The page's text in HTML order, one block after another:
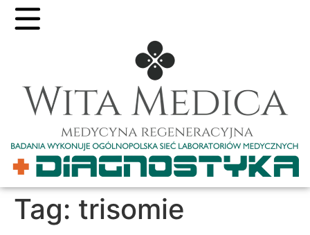
Tag: trisomie